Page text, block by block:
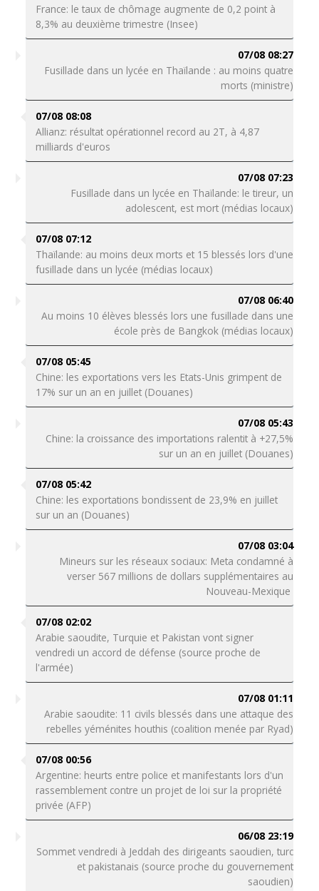
France: le taux de chômage augmente de 0,2 point à
8,3% au deuxième trimestre (Insee)
07/08 08:27
Fusillade dans un lycée en Thaïlande : au moins quatre
morts (ministre)
07/08 08:08
Allianz: résultat opérationnel record au 2T, à 4,87
milliards d'euros
07/08 07:23
Fusillade dans un lycée en Thaïlande: le tireur, un
adolescent, est mort (médias locaux)
07/08 07:12
Thaïlande: au moins deux morts et 15 blessés lors d'une
fusillade dans un lycée (médias locaux)
07/08 06:40
Au moins 10 élèves blessés lors une fusillade dans une
école près de Bangkok (médias locaux)
07/08 05:45
Chine: les exportations vers les Etats-Unis grimpent de
17% sur un an en juillet (Douanes)
07/08 05:43
Chine: la croissance des importations ralentit à +27,5%
sur un an en juillet (Douanes)
07/08 05:42
Chine: les exportations bondissent de 23,9% en juillet
sur un an (Douanes)
07/08 03:04
Mineurs sur les réseaux sociaux: Meta condamné à
verser 567 millions de dollars supplémentaires au
Nouveau-Mexique
07/08 02:02
Arabie saoudite, Turquie et Pakistan vont signer
vendredi un accord de défense (source proche de
l'armée)
07/08 01:11
Arabie saoudite: 11 civils blessés dans une attaque des
rebelles yéménites houthis (coalition menée par Ryad)
07/08 00:56
Argentine: heurts entre police et manifestants lors d'un
rassemblement contre un projet de loi sur la propriété
privée (AFP)
06/08 23:19
Sommet vendredi à Jeddah des dirigeants saoudien, turc
et pakistanais (source proche du gouvernement
saoudien)